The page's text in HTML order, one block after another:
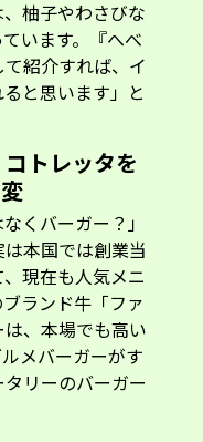
、本場でも高い
メバーガーがす
リーのバーガー
名物！今回のプ
ともイタリアら
レッタ バーガ
イタリア風カツ
ンズでサンド。
スが、香ばしい
にカリッと香ば
の旨みがジュワ
へべす」を絞る